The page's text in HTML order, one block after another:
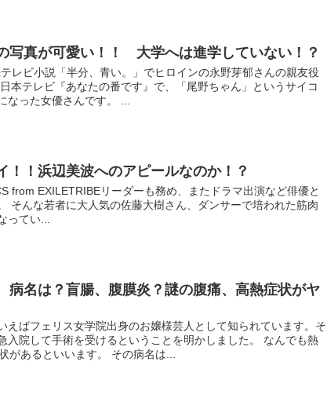
写真が可愛い！！ 大学へは進学していない！？
レビ小説「半分、青い。」でヒロインの永野芽郁さんの親友役
本テレビ『あなたの番です』で、「尾野ちゃん」というサイコ
なった女優さんです。 ...
！！浜辺美波へのアピールなのか！？
from EXILETRIBEリーダーも務め、またドラマ出演など俳優と
そんな若者に大人気の佐藤大樹さん、ダンサーで培われた筋肉
ってい...
病名は？盲腸、腹膜炎？謎の腹痛、高熱症状がヤ
えばフェリス女学院出身のお嬢様芸人として知られています。そ
入院して手術を受けるということを明かしました。 なんでも熱
があるといいます。 その病名は...